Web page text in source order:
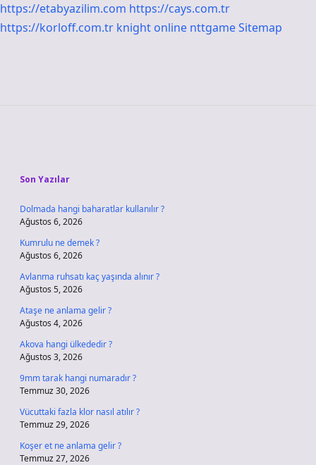
https://etabyazilim.com https://cays.com.tr
https://korloff.com.tr knight online nttgameSitemap
Son Yazılar
Dolmada hangi baharatlar kullanılır ?
Ağustos 6, 2026
Kumrulu ne demek ?
Ağustos 6, 2026
Avlanma ruhsatı kaç yaşında alınır ?
Ağustos 5, 2026
Ataşe ne anlama gelir ?
Ağustos 4, 2026
Akova hangi ülkededir ?
Ağustos 3, 2026
9mm tarak hangi numaradır ?
Temmuz 30, 2026
Vücuttaki fazla klor nasıl atılır ?
Temmuz 29, 2026
Koşer et ne anlama gelir ?
Temmuz 27, 2026